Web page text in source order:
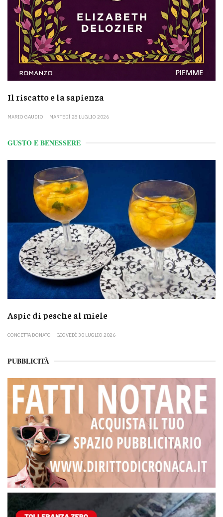
Il riscatto e la sapienza
MARIO GAUDIO MARTEDÌ 28 LUGLIO 2026
GUSTO E BENESSERE
Aspic di pesche al miele
CONCETTA DONATO GIOVEDÌ 30 LUGLIO 2026
PUBBLICITÀ